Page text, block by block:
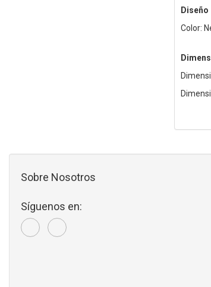
Diseño
Color:
Sobre Nosotros
Síguenos en: